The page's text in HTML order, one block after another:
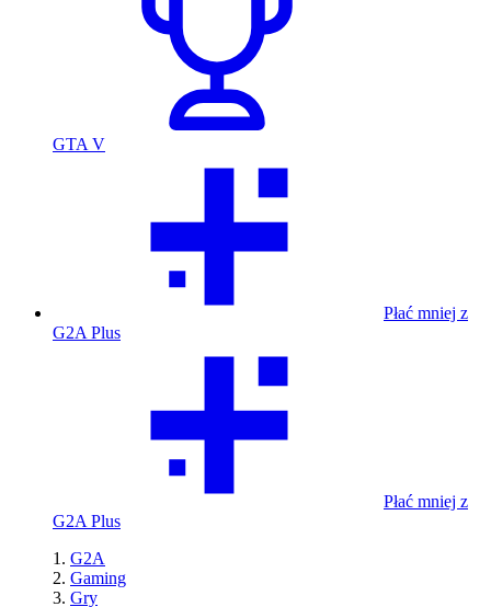
GTA V
Płać mniej z
G2A Plus
Płać mniej z
G2A Plus
G2A
Gaming
Gry